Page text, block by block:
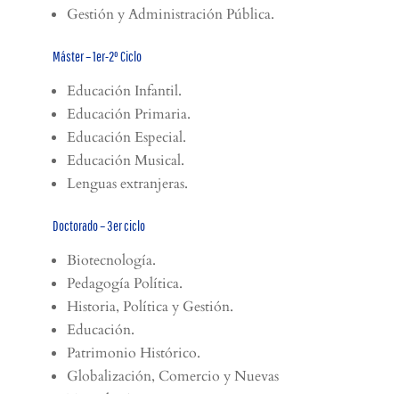
Gestión y Administración Pública.
Máster – 1er-2º Ciclo
Educación Infantil.
Educación Primaria.
Educación Especial.
Educación Musical.
Lenguas extranjeras.
Doctorado – 3er ciclo
Biotecnología.
Pedagogía Política.
Historia, Política y Gestión.
Educación.
Patrimonio Histórico.
Globalización, Comercio y Nuevas